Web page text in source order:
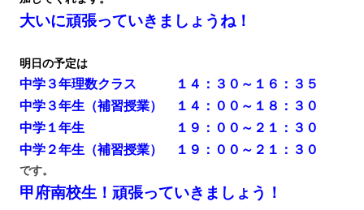
大いに頑張っていきましょうね！
明日の予定は
中学３年理数クラス １４：３０～１６：３５
中学３年生（補習授業） １４：００～１８：３０
中学１年生 １９：００～２１：３０
中学２年生（補習授業） １９：００～２１：３０
です。
甲府南校生！頑張っていきましょう！